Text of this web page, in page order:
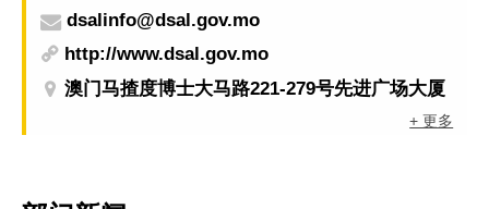
dsalinfo@dsal.gov.mo
http://www.dsal.gov.mo
澳门马揸度博士大马路221-279号先进广场大厦
+ 更多